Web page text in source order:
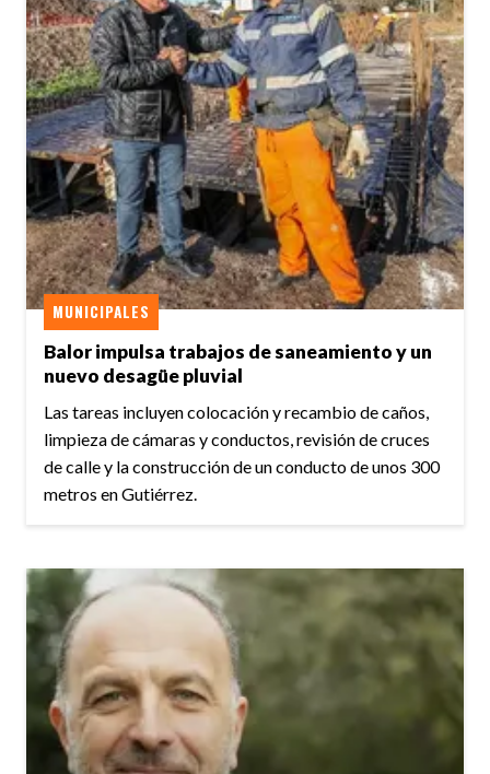
Balor impulsa trabajos de saneamiento y un
nuevo desagüe pluvial
MUNICIPALES
Las tareas incluyen colocación y recambio de caños,
limpieza de cámaras y conductos, revisión de cruces
de calle y la construcción de un conducto de unos 300
metros en Gutiérrez.